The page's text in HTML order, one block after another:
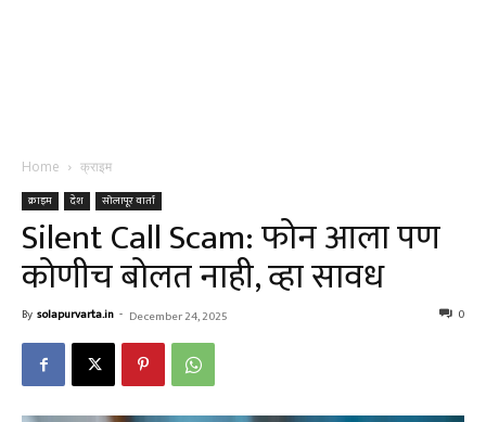
Home क्राइम
क्राइम देश सोलापूर वार्ता
Silent Call Scam: फोन आला पण
कोणीच बोलत नाही, व्हा सावध
By solapurvarta.in - December 24, 2025 0